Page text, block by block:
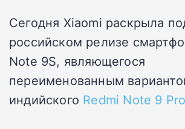
Сегодня Xiaomi раскрыла
российском релизе
Note 9S, являющегося
переименованным
индийского Redmi Note 9 Pro